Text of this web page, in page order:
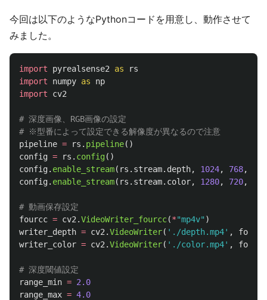
今回は以下のようなPythonコードを用意し、動作させて
みました。
import pyrealsense2 as
rs
import
numpy as
np
import
cv2
# 深度画像、RGB画像の設定
pipeline = rs . pipeline()
config = rs . config()
config. enable_stream( rs . stream. depth, 1024, 768,
config. enable_stream( rs . stream. color, 1280, 720,
fourcc = cv2 .VideoWriter_fourcc(*"mp4v" )
writer_depth = cv2 .VideoWriter( ' ./depth.mp4' ,
fourcc
writer_color = cv2 .VideoWriter( ' ./color.mp4' , fourcc
range_min = 2.0
range_max = 4.0